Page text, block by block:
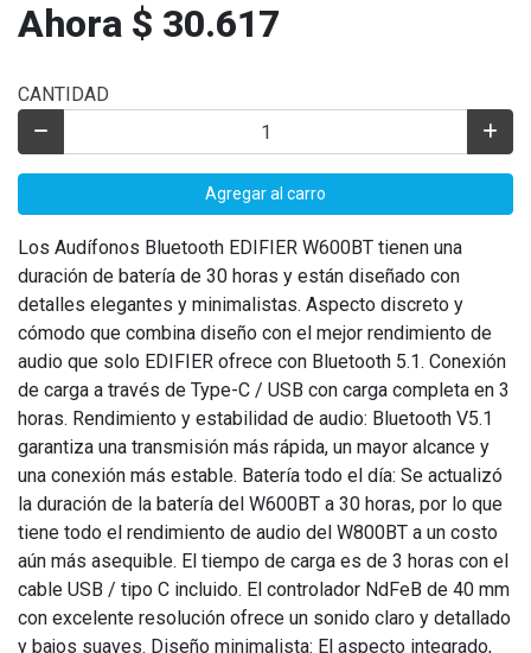
Ahora $ 30.617
CANTIDAD
Agregar al carro
Los Audífonos Bluetooth EDIFIER W600BT tienen una
duración de batería de 30 horas y están diseñado con
detalles elegantes y minimalistas. Aspecto discreto y
cómodo que combina diseño con el mejor rendimiento de
audio que solo EDIFIER ofrece con Bluetooth 5.1. Conexión
de carga a través de Type-C / USB con carga completa en 3
horas. Rendimiento y estabilidad de audio: Bluetooth V5.1
garantiza una transmisión más rápida, un mayor alcance y
una conexión más estable. Batería todo el día: Se actualizó
la duración de la batería del W600BT a 30 horas, por lo que
tiene todo el rendimiento de audio del W800BT a un costo
aún más asequible. El tiempo de carga es de 3 horas con el
cable USB / tipo C incluido. El controlador NdFeB de 40 mm
con excelente resolución ofrece un sonido claro y detallado
y bajos suaves. Diseño minimalista: El aspecto integrado,